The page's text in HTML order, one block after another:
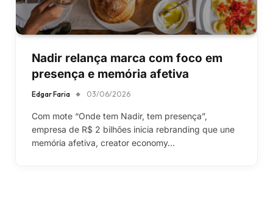
Nadir relança marca com foco em
presença e memória afetiva
Edgar Faria 03/06/2026
Com mote “Onde tem Nadir, tem presença”,
empresa de R$ 2 bilhões inicia rebranding que une
memória afetiva, creator economy…